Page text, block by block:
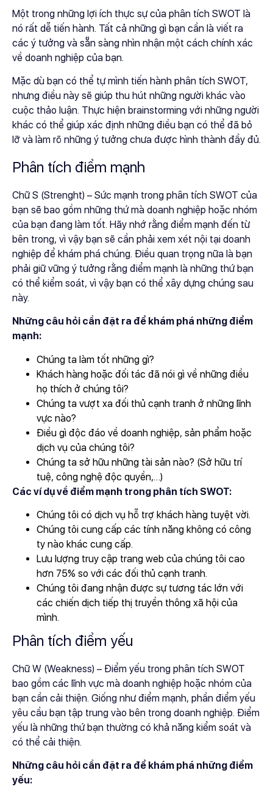
Một trong những lợi ích thực sự của phân tích SWOT là
nó rất dễ tiến hành. Tất cả những gì bạn cần là viết ra
các ý tưởng và sẵn sàng nhìn nhận một cách chính xác
về doanh nghiệp của bạn.
Mặc dù bạn có thể tự mình tiến hành phân tích SWOT,
nhưng điều này sẽ giúp thu hút những người khác vào
cuộc thảo luận. Thực hiện brainstorming với những người
khác có thể giúp xác định những điều bạn có thể đã bỏ
lỡ và làm rõ những ý tưởng chưa được hình thành đầy đủ.
Phân tích điểm mạnh
Chữ S (Strenght) – Sức mạnh trong phân tích SWOT của
bạn sẽ bao gồm những thứ mà doanh nghiệp hoặc nhóm
của bạn đang làm tốt. Hãy nhớ rằng điểm mạnh đến từ
bên trong, vì vậy bạn sẽ cần phải xem xét nội tại doanh
nghiệp để khám phá chúng. Điều quan trọng nữa là bạn
phải giữ vững ý tưởng rằng điểm mạnh là những thứ bạn
có thể kiểm soát, vì vậy bạn có thể xây dựng chúng sau
này.
Những câu hỏi cần đặt ra để khám phá những điểm
mạnh:
Chúng ta làm tốt những gì?
Khách hàng hoặc đối tác đã nói gì về những điều
họ thích ở chúng tôi?
Chúng ta vượt xa đối thủ cạnh tranh ở những lĩnh
vực nào?
Điều gì độc đáo về doanh nghiệp, sản phẩm hoặc
dịch vụ của chúng tôi?
Chúng ta sở hữu những tài sản nào? (Sở hữu trí
tuệ, công nghệ độc quyền,…)
Các ví dụ về điểm mạnh trong phân tích SWOT:
Chúng tôi có dịch vụ hỗ trợ khách hàng tuyệt vời.
Chúng tôi cung cấp các tính năng không có công
ty nào khác cung cấp.
Lưu lượng truy cập trang web của chúng tôi cao
hơn 75% so với các đối thủ cạnh tranh.
Chúng tôi đang nhận được sự tương tác lớn với
các chiến dịch tiếp thị truyền thông xã hội của
mình.
Phân tích điểm yếu
Chữ W (Weakness) – Điểm yếu trong phân tích SWOT
bao gồm các lĩnh vực mà doanh nghiệp hoặc nhóm của
bạn cần cải thiện. Giống như điểm mạnh, phần điểm yếu
yêu cầu bạn tập trung vào bên trong doanh nghiệp. Điểm
yếu là những thứ bạn thường có khả năng kiểm soát và
có thể cải thiện.
Những câu hỏi cần đặt ra để khám phá những điểm
yếu: